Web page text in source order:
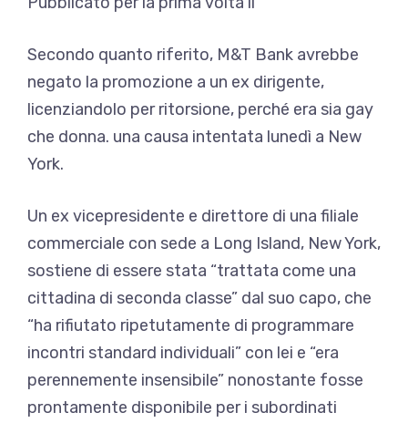
Secondo quanto riferito, M&T Bank avrebbe
negato la promozione a un ex dirigente,
licenziandolo per ritorsione, perché era sia gay
che donna. una causa intentata lunedì a New
York.
Un ex vicepresidente e direttore di una filiale
commerciale con sede a Long Island, New York,
sostiene di essere stata “trattata come una
cittadina di seconda classe” dal suo capo, che
“ha rifiutato ripetutamente di programmare
incontri standard individuali” con lei e “era
perennemente insensibile” nonostante fosse
prontamente disponibile per i subordinati